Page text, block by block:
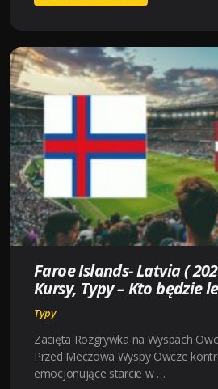
REP.
IRELAND
(
20:45
)
TYPY
–
KTO
BĘDZIE
LEPSZY
?
Faroe Islands- Latvia (
Kursy, Typy – Kto będzie
Typy
Zacięta Rozgrywka na Wyspach
Przed Meczowa Wyspy Owcze
emocjonujące starcie w …